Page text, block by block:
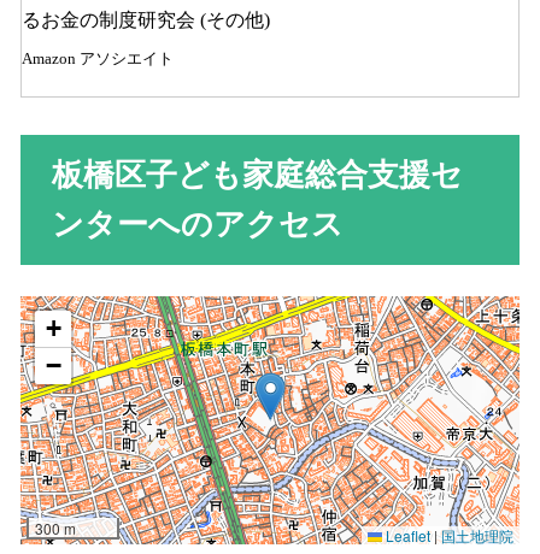
るお金の制度研究会 (その他)
Amazon アソシエイト
板橋区子ども家庭総合支援セ
ンターへのアクセス